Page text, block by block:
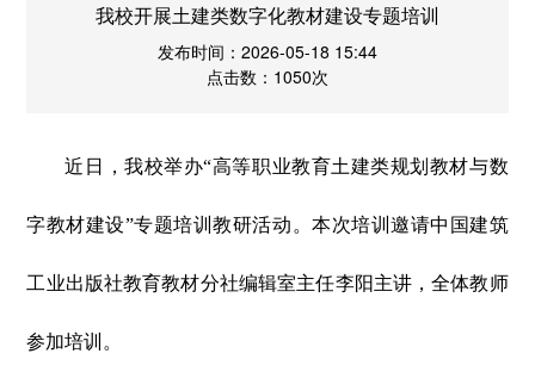
我校开展土建类数字化教材建设专题培训
发布时间：2026-05-18 15:44
点击数：1050次
近日，我校举办“高等职业教育土建类规划教材与数
字教材建设”专题培训教研活动。本次培训邀请中国建筑
工业出版社教育教材分社编辑室主任李阳主讲，全体教师
参加培训。